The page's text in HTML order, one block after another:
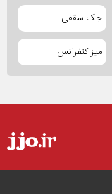
جک سقفی
میز کنفرانس